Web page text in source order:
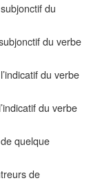
du
du verbe
du verbe
du verbe
quelque
de